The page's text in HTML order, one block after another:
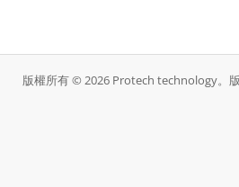
版權所有 © 2026 Protech technology。版